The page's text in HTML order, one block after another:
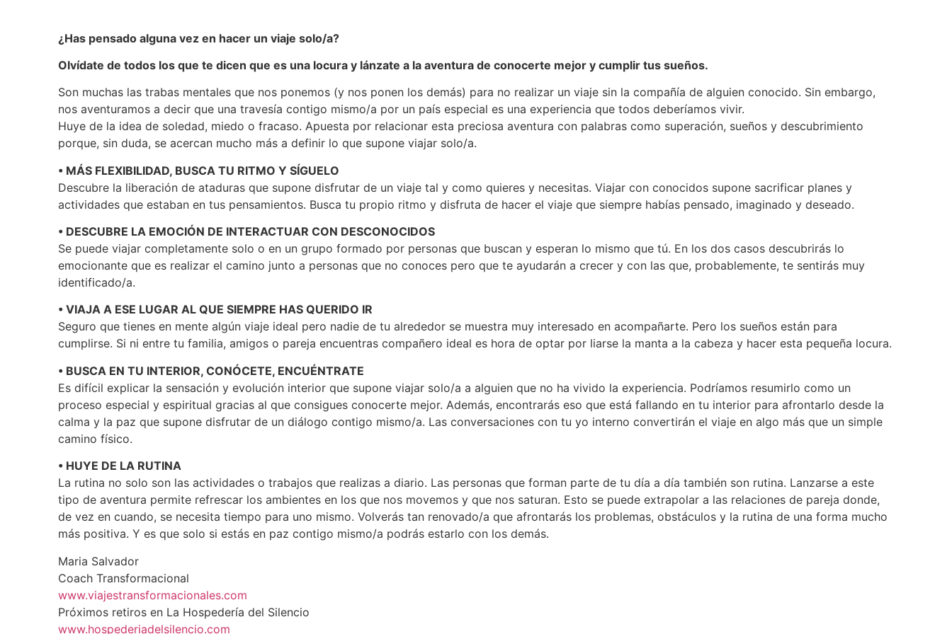
¿Has pensado alguna vez en hacer un viaje solo/a?
Olvídate de todos los que te dicen que es una locura y lánzate a la aventura de conocerte mejor y cumplir tus sueños.
Son muchas las trabas mentales que nos ponemos (y nos ponen los demás) para no realizar un viaje sin la compañía de alguien conocido. Sin embargo,
nos aventuramos a decir que una travesía contigo mismo/a por un país especial es una experiencia que todos deberíamos vivir.
Huye de la idea de soledad, miedo o fracaso. Apuesta por relacionar esta preciosa aventura con palabras como superación, sueños y descubrimiento
porque, sin duda, se acercan mucho más a definir lo que supone viajar solo/a.
• MÁS FLEXIBILIDAD, BUSCA TU RITMO Y SÍGUELO
Descubre la liberación de ataduras que supone disfrutar de un viaje tal y como quieres y necesitas. Viajar con conocidos supone sacrificar planes y
actividades que estaban en tus pensamientos. Busca tu propio ritmo y disfruta de hacer el viaje que siempre habías pensado, imaginado y deseado.
• DESCUBRE LA EMOCIÓN DE INTERACTUAR CON DESCONOCIDOS
Se puede viajar completamente solo o en un grupo formado por personas que buscan y esperan lo mismo que tú. En los dos casos descubrirás lo
emocionante que es realizar el camino junto a personas que no conoces pero que te ayudarán a crecer y con las que, probablemente, te sentirás muy
identificado/a.
• VIAJA A ESE LUGAR AL QUE SIEMPRE HAS QUERIDO IR
Seguro que tienes en mente algún viaje ideal pero nadie de tu alrededor se muestra muy interesado en acompañarte. Pero los sueños están para
cumplirse. Si ni entre tu familia, amigos o pareja encuentras compañero ideal es hora de optar por liarse la manta a la cabeza y hacer esta pequeña locura.
• BUSCA EN TU INTERIOR, CONÓCETE, ENCUÉNTRATE
Es difícil explicar la sensación y evolución interior que supone viajar solo/a a alguien que no ha vivido la experiencia. Podríamos resumirlo como un
proceso especial y espiritual gracias al que consigues conocerte mejor. Además, encontrarás eso que está fallando en tu interior para afrontarlo desde la
calma y la paz que supone disfrutar de un diálogo contigo mismo/a. Las conversaciones con tu yo interno convertirán el viaje en algo más que un simple
camino físico.
• HUYE DE LA RUTINA
La rutina no solo son las actividades o trabajos que realizas a diario. Las personas que forman parte de tu día a día también son rutina. Lanzarse a este
tipo de aventura permite refrescar los ambientes en los que nos movemos y que nos saturan. Esto se puede extrapolar a las relaciones de pareja donde,
de vez en cuando, se necesita tiempo para uno mismo. Volverás tan renovado/a que afrontarás los problemas, obstáculos y la rutina de una forma mucho
más positiva. Y es que solo si estás en paz contigo mismo/a podrás estarlo con los demás.
Maria Salvador
Coach Transformacional
www.viajestransformacionales.com
Próximos retiros en La Hospedería del Silencio
www.hospederiadelsilencio.com